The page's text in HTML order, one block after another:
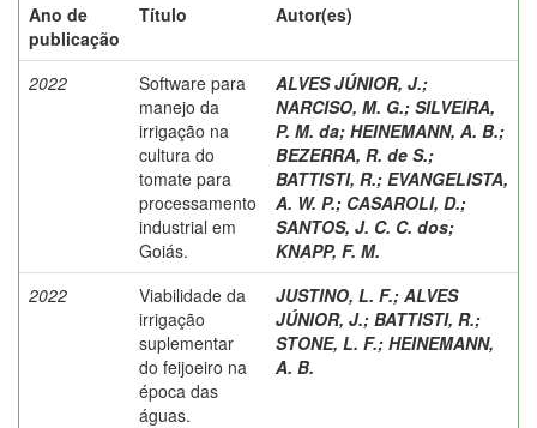
Ano de
publicação
Título Autor(es)
2022
Software para
manejo da
irrigação na
cultura do
tomate para
processamento
industrial em
Goiás.
ALVES JÚNIOR, J.;
NARCISO, M. G.; SILVEIRA,
P. M. da; HEINEMANN, A. B.;
BEZERRA, R. de S.;
BATTISTI, R.; EVANGELISTA,
A. W. P.; CASAROLI, D.;
SANTOS, J. C. C. dos;
KNAPP, F. M.
2022
Viabilidade da
irrigação
suplementar
do feijoeiro na
época das
águas.
JUSTINO, L. F.; ALVES
JÚNIOR, J.; BATTISTI, R.;
STONE, L. F.; HEINEMANN,
A. B.